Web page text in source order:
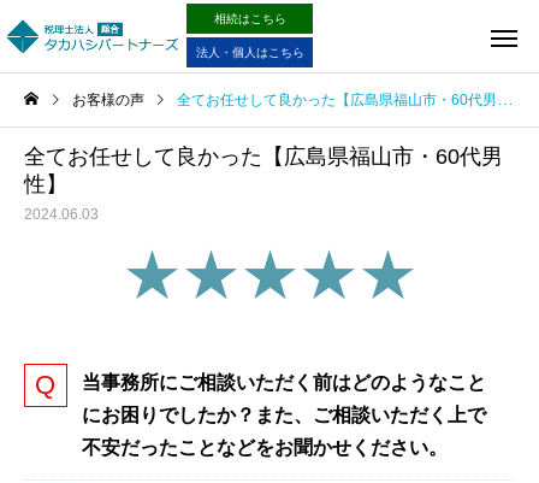
相続はこちら
法人・個人はこちら
お客様の声 全てお任せして良かった【広島県福山市・60代男性】
全てお任せして良かった【広島県福山市・60代男
性】
2024.06.03
★★★★★
当事務所にご相談いただく前はどのようなこと
にお困りでしたか？また、ご相談いただく上で
不安だったことなどをお聞かせください。